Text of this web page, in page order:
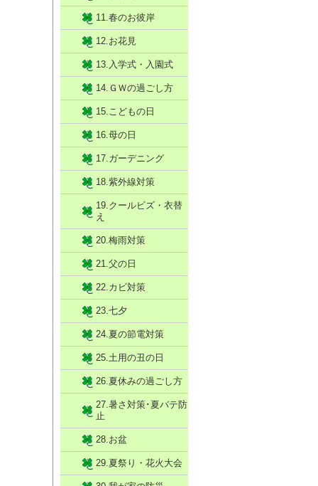
11.春のお彼岸
12.お花見
13.入学式・入園式
14.ＧＷの過ごし方
15.こどもの日
16.母の日
17.ガーデニング
18.紫外線対策
19.クールビズ・衣替
え
20.梅雨対策
21.父の日
22.カビ対策
23.七夕
24.夏の節電対策
25.土用の丑の日
26.夏休みの過ごし方
27.暑さ対策･夏バテ防
止
28.お盆
29.夏祭り・花火大会